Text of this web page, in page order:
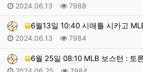
작성일
2024.06.13 조회
7988
6월13일 10:40 시애틀 시카고
작성일
2024.06.13 조회
7984
6월 25일 08:10 MLB 보스턴 : 토
작성일 조회